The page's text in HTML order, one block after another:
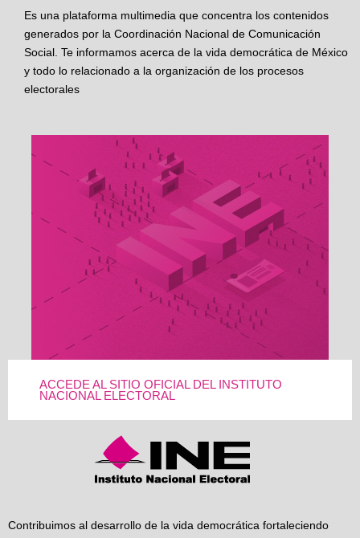
Es una plataforma multimedia que concentra los contenidos
generados por la Coordinación Nacional de Comunicación
Social. Te informamos acerca de la vida democrática de México
y todo lo relacionado a la organización de los procesos
electorales
ACCEDE AL SITIO OFICIAL DEL INSTITUTO
NACIONAL ELECTORAL
Contribuimos al desarrollo de la vida democrática fortaleciendo